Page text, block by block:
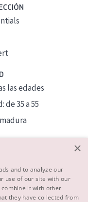
las edades
de 35 a 55
×
and to analyze our
use of our site with our
it with other
they have collected from